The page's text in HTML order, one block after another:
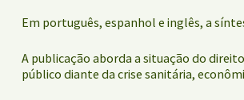
Em português, espanhol e inglês, a
A publicação aborda a situação do
público diante da crise sanitária,